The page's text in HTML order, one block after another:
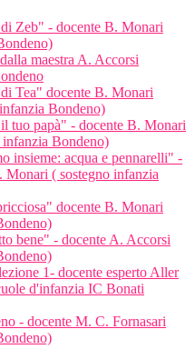
Zeb" - docente B. Monari
maestra A. Accorsi
Tea" docente B. Monari
Bondeno)
tuo papà" - docente B. Monari
infanzia Bondeno)
insieme: acqua e pennarelli" -
Monari ( sostegno infanzia
docente B. Monari
bene" - docente A. Accorsi
1- docente esperto Aller
d'infanzia IC Bonati
- docente M. C. Fornasari